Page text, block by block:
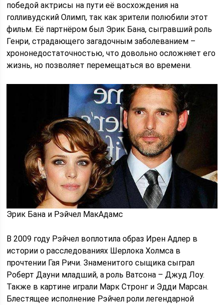
победой актрисы на пути её восхождения на
голливудский Олимп, так как зрители полюбили этот
фильм. Её партнёром был Эрик Бана, сыгравший роль
Генри, страдающего загадочным заболеванием –
хрононедостаточностью, что довольно осложняет его
жизнь, но позволяет перемещаться во времени.
Эрик Бана и Рэйчел МакАдамс
В 2009 году Рэйчел воплотила образ Ирен Адлер в
истории о расследованиях Шерлока Холмса в
прочтении Гая Ричи. Знаменитого сыщика сыграл
Роберт Дауни младший, а роль Ватсона – Джуд Лоу.
Также в картине играли Марк Стронг и Эдди Марсан.
Блестящее исполнение Рэйчел роли легендарной